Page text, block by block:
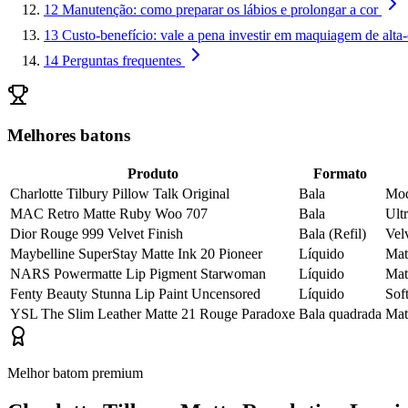
12 Manutenção: como preparar os lábios e prolongar a cor
13 Custo-benefício: vale a pena investir em maquiagem de
14 Perguntas frequentes
Melhores batons
Produto
Formato
Charlotte Tilbury Pillow Talk Original
Bala
MAC Retro Matte Ruby Woo 707
Bala
Dior Rouge 999 Velvet Finish
Bala (Refil)
Maybelline SuperStay Matte Ink 20 Pioneer
Líquido
NARS Powermatte Lip Pigment Starwoman
Líquido
Fenty Beauty Stunna Lip Paint Uncensored
Líquido
YSL The Slim Leather Matte 21 Rouge Paradoxe Bala quadrada
Melhor batom premium